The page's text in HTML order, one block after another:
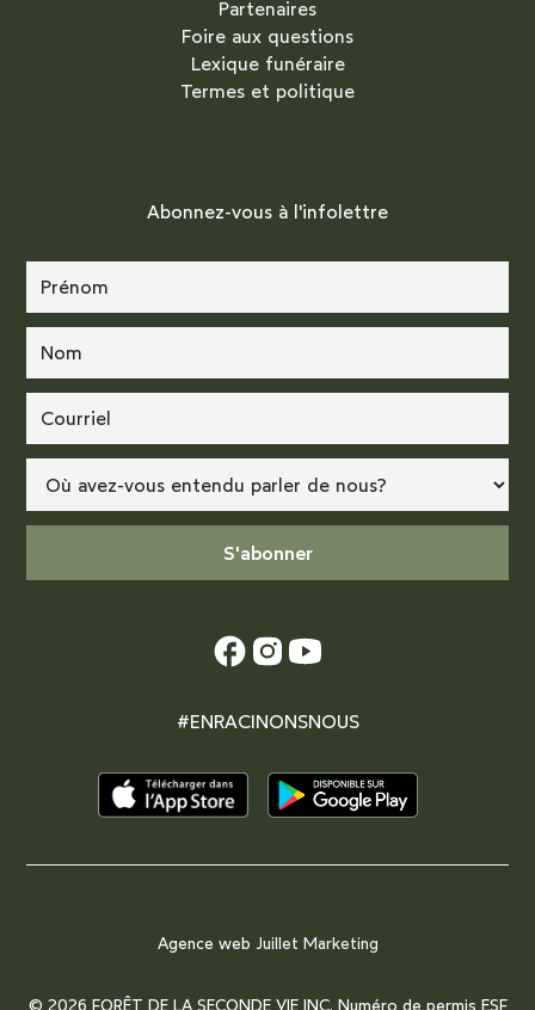
Partenaires
Foire aux questions
Lexique funéraire
Termes et politique
Abonnez-vous à l'infolettre
#ENRACINONSNOUS
© 2026 FORÊT DE LA SECONDE VIE INC. Numéro de permis ESF
Agence web Juillet Marketing